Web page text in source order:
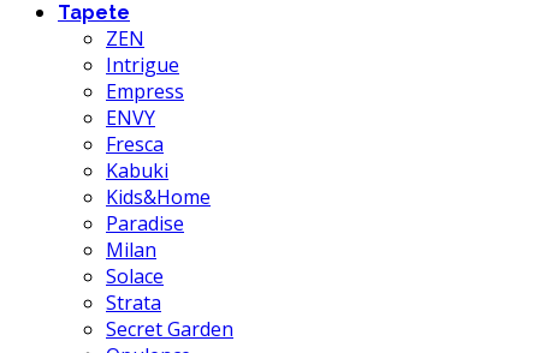
Tapete
ZEN
Intrigue
Empress
ENVY
Fresca
Kabuki
Kids&Home
Paradise
Milan
Solace
Strata
Secret Garden